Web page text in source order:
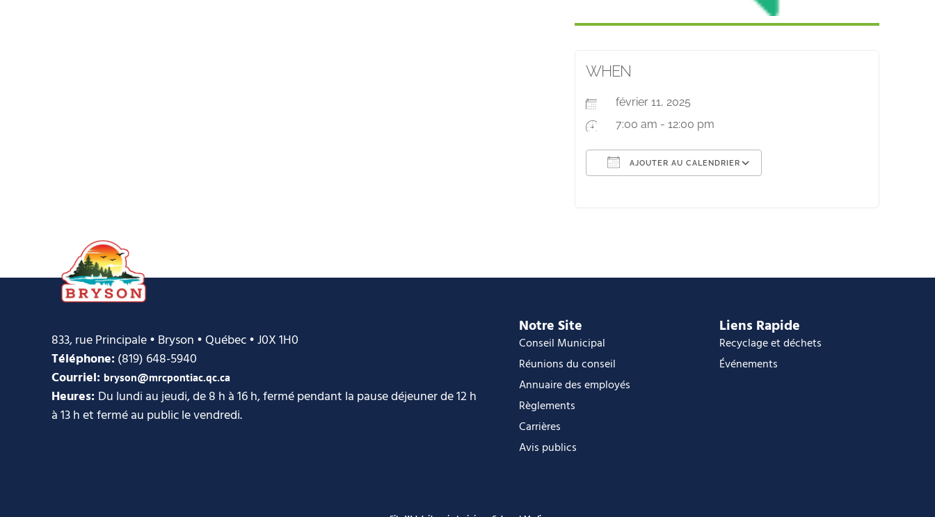
WHEN
février 11, 2025
7:00 am - 12:00 pm
AJOUTER AU CALENDRIER
833, rue Principale • Bryson • Québec • J0X 1H0
Téléphone:(819) 648-5940
Courriel: bryson@mrcpontiac.qc.ca
Heures: Du lundi au jeudi, de 8 h à 16 h, fermé pendant la pause déjeuner de 12 h
à 13 h et fermé au public le vendredi.
Notre Site
Conseil Municipal
Réunions du conseil
Annuaire des employés
Règlements
Carrières
Avis publics
Liens Rapide
Recyclage et déchets
Événements